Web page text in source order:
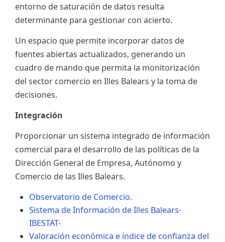
ES
entorno de saturación de datos resulta
determinante para gestionar con acierto.
Un espacio que permite incorporar datos de
fuentes abiertas actualizados, generando un
cuadro de mando que permita la monitorización
del sector comercio en Illes Balears y la toma de
decisiones.
Integración
Proporcionar un sistema integrado de información
comercial para el desarrollo de las políticas de la
Dirección General de Empresa, Autónomo y
Comercio de las Illes Balears.
Observatorio de Comercio.
Sistema de Información de Illes Balears-
IBESTAT-
Valoración económica e índice de confianza del